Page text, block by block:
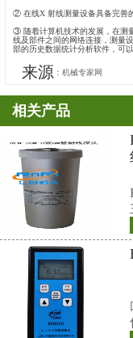
2.2.3 吸收系数的变化
由于X 射线的能谱为
6 所示，其结果是射
而能量不会发生变化
不同元素吸收系数与
对于X 射线而言，其
果，在这一能量区间
物质厚度检测时被测
化。
2.2.4 探测器要求的增
目前X 射线测量技术
电离，通过对电离后
压信号，并进行数据
内的X 射线进行有效
进行有效检测。随着
测效率提高，对电离